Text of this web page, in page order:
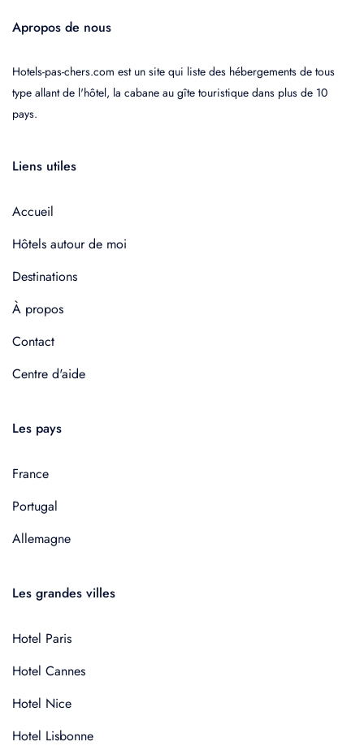
Apropos de nous
Hotels-pas-chers.com est un site qui liste des hébergements de tous
type allant de l'hôtel, la cabane au gîte touristique dans plus de 10
pays.
Liens utiles
Accueil
Hôtels autour de moi
Destinations
À propos
Contact
Centre d'aide
Les pays
France
Portugal
Allemagne
Les grandes villes
Hotel Paris
Hotel Cannes
Hotel Nice
Hotel Lisbonne